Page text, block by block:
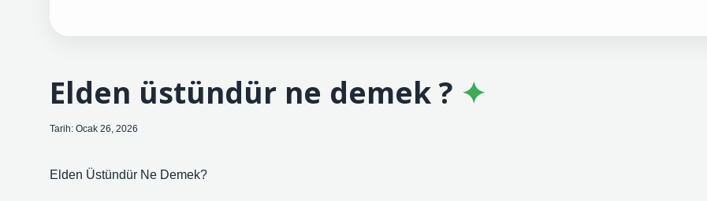
Elden üstündür ne demek ?
Tarih: Ocak 26, 2026
Elden Üstündür Ne Demek?